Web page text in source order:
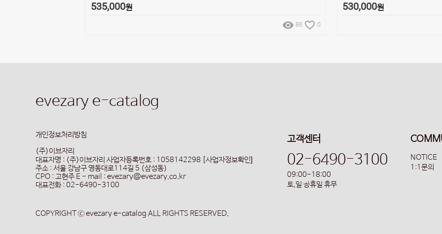
535,000원
remove_red_eye 86 favorite_border 0
530,000원
evezary e-catalog
고객센터
02-6490-3100
09:00-18:00
토,일 공휴일 휴무
NOTICE
1:1문의
개인정보처리방침
(주)이브자리
대표자명 : (주)이브자리 사업자등록번호 : 1058142298 [사업자정보확인]
주소 : 서울 강남구 영동대로114길 5 (삼성동)
CPO : 고현주 E - mail : evezary@evezary.co.kr
대표전화 : 02-6490-3100
COPYRIGHT ⓒ evezary e-catalog ALL RIGHTS RESERVED.